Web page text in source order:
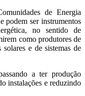
de Energia
podem ser instrumentos
no sentido de
como produtores de
e de sistemas de
a ter produção
instalações e reduzindo